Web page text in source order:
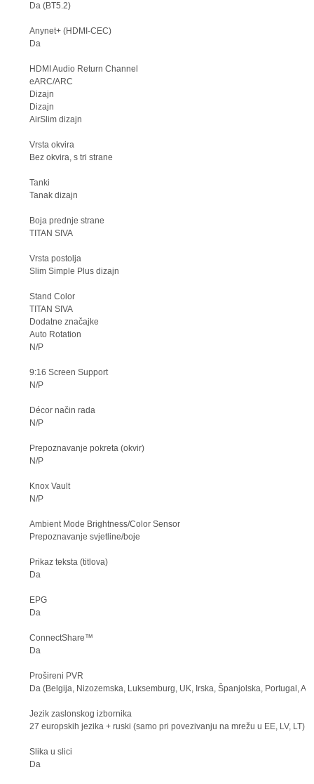
Da (BT5.2)
Anynet+ (HDMI-CEC)
Da
HDMI Audio Return Channel
eARC/ARC
Dizajn
Dizajn
AirSlim dizajn
Vrsta okvira
Bez okvira, s tri strane
Tanki
Tanak dizajn
Boja prednje strane
TITAN SIVA
Vrsta postolja
Slim Simple Plus dizajn
Stand Color
TITAN SIVA
Dodatne značajke
Auto Rotation
N/P
9:16 Screen Support
N/P
Décor način rada
N/P
Prepoznavanje pokreta (okvir)
N/P
Knox Vault
N/P
Ambient Mode Brightness/Color Sensor
Prepoznavanje svjetline/boje
Prikaz teksta (titlova)
Da
EPG
Da
ConnectShare™
Da
Prošireni PVR
Da (Belgija, Nizozemska, Luksemburg, UK, Irska, Španjolska, Portugal,
Jezik zaslonskog izbornika
27 europskih jezika + ruski (samo pri povezivanju na mrežu u EE, LV, LT)
Slika u slici
Da